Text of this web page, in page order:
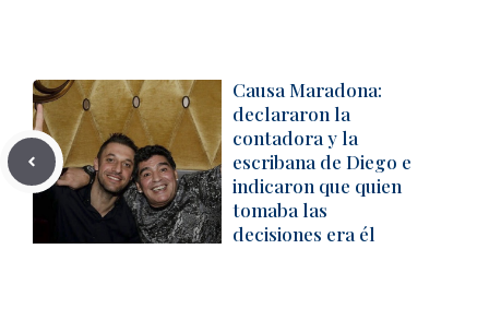
Causa Maradona:
declararon la
contadora y la
escribana de Diego e
indicaron que quien
tomaba las
decisiones era él